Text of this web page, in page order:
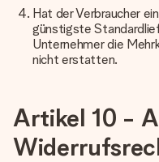
Hat der Verbraucher
günstigste
Unternehmer die
nicht erstatten.
Artikel 10 -